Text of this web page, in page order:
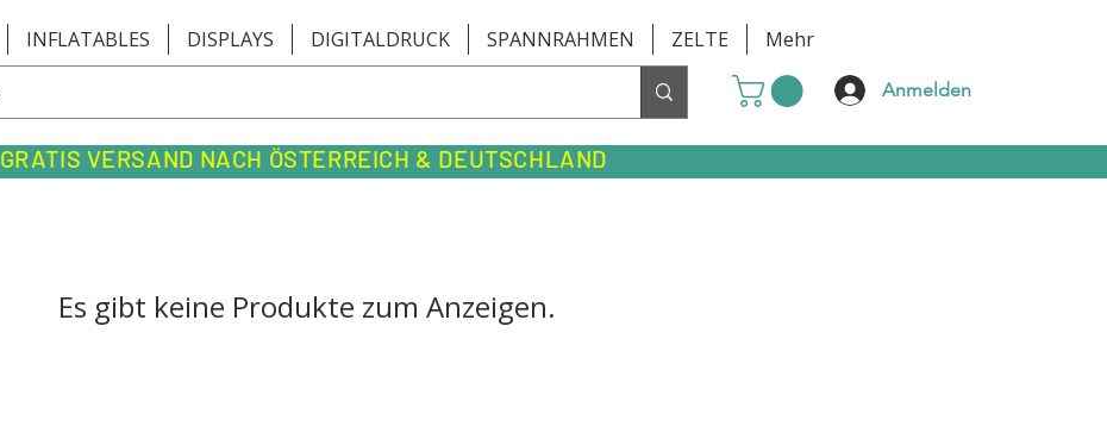
Anmelden
GRATIS VERSAND NACH ÖSTERREICH & DEUTSCHLAND
INFLATABLES DISPLAYS DIGITALDRUCK SPANNRAHMEN ZELTE Mehr
Es gibt keine Produkte zum Anzeigen.